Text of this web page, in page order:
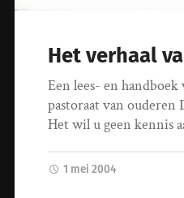
Het verhaal
Een lees- en
pastoraat van ouderen
Het wil u geen kennis
1 mei 2004